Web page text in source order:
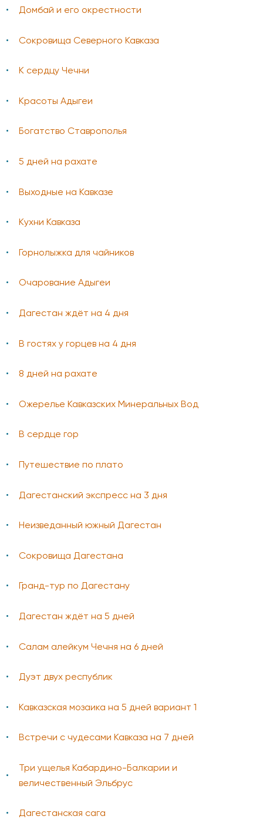
Домбай и его окрестности
Сокровища Северного Кавказа
К сердцу Чечни
Красоты Адыгеи
Богатство Ставрополья
5 дней на рахате
Выходные на Кавказе
Кухни Кавказа
Горнолыжка для чайников
Очарование Адыгеи
Дагестан ждёт на 4 дня
В гостях у горцев на 4 дня
8 дней на рахате
Ожерелье Кавказских Минеральных Вод
В сердце гор
Путешествие по плато
Дагестанский экспресс на 3 дня
Неизведанный южный Дагестан
Сокровища Дагестана
Гранд-тур по Дагестану
Дагестан ждёт на 5 дней
Салам алейкум Чечня на 6 дней
Дуэт двух республик
Кавказская мозаика на 5 дней вариант 1
Встречи с чудесами Кавказа на 7 дней
Три ущелья Кабардино-Балкарии и
величественный Эльбрус
Дагестанская сага